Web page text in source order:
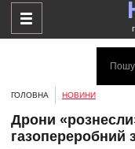
ГОЛОВНА НОВИНИ
Дрони
газопереробний